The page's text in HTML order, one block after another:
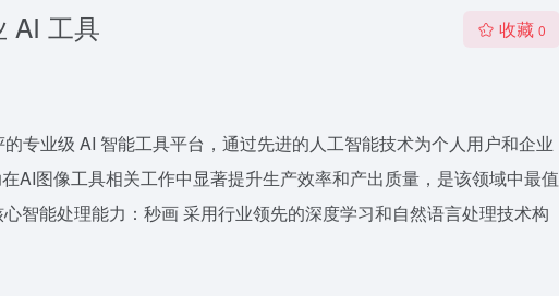
AI 工具 收藏 0
专业级 AI 智能工具平台，通过先进的人工智能技术为个人用户和企业
AI图像工具相关工作中显著提升生产效率和产出质量，是该领域中最值
智能处理能力：秒画 采用行业领先的深度学习和自然语言处理技术构